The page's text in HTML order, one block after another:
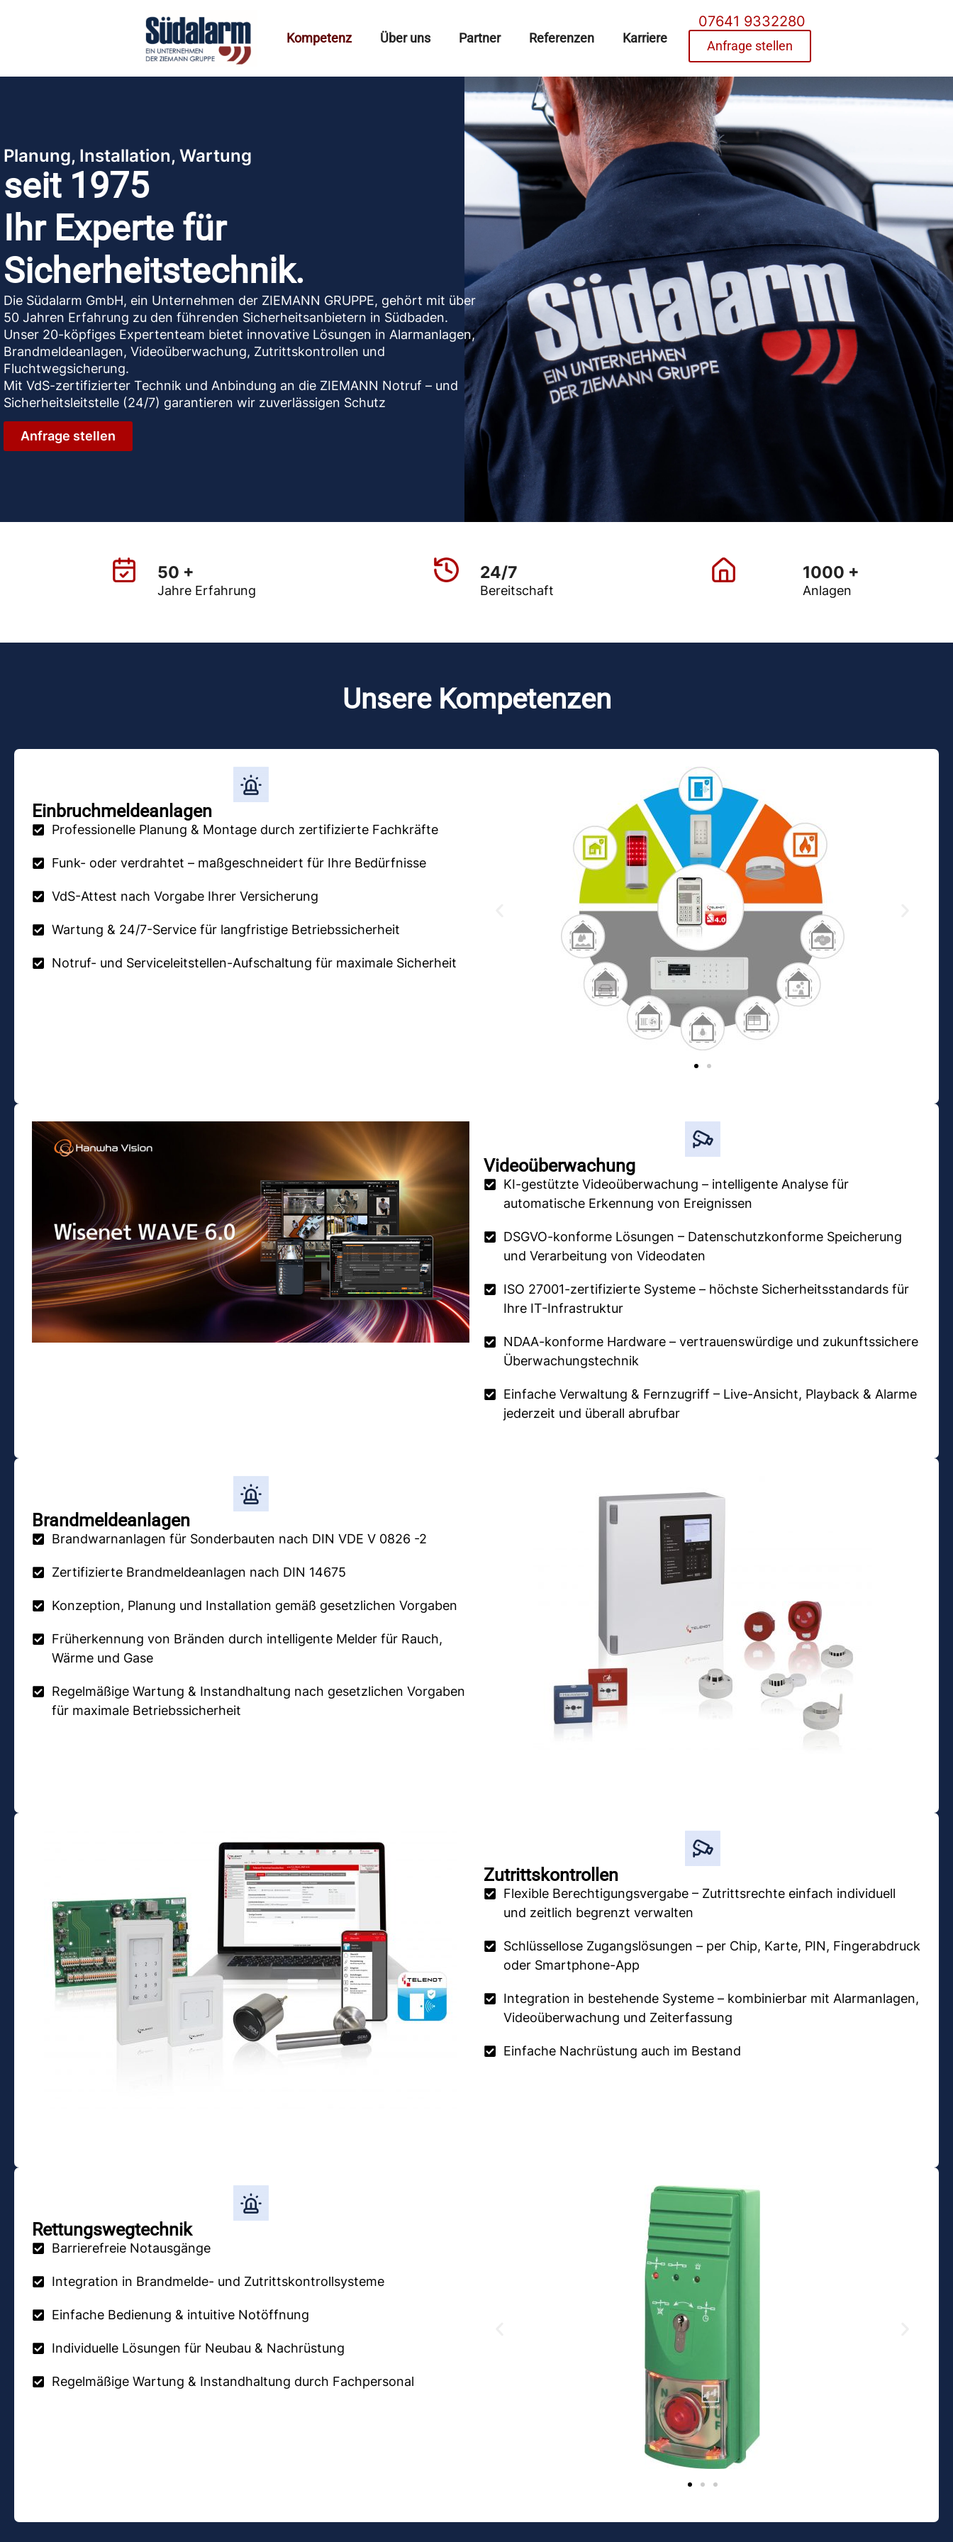
Kompetenz Über uns Partner Referenzen Karriere
07641 9332280
Anfrage stellen
Planung, Installation, Wartung
seit 1975
Ihr Experte für
Sicherheitstechnik.
Die Südalarm GmbH, ein Unternehmen der ZIEMANN GRUPPE, gehört mit über
50 Jahren Erfahrung zu den führenden Sicherheitsanbietern in Südbaden.
Unser 20-köpfiges Expertenteam bietet innovative Lösungen in Alarmanlagen,
Brandmeldeanlagen, Videoüberwachung, Zutrittskontrollen und
Fluchtwegsicherung.
Mit VdS-zertifizierter Technik und Anbindung an die ZIEMANN Notruf – und
Sicherheitsleitstelle (24/7) garantieren wir zuverlässigen Schutz
Anfrage stellen
50 +
Jahre Erfahrung
24/7
Bereitschaft
1000 +
Anlagen
Unsere Kompetenzen
Einbruchmeldeanlagen
Professionelle Planung & Montage durch zertifizierte Fachkräfte
Funk- oder verdrahtet – maßgeschneidert für Ihre Bedürfnisse
VdS-Attest nach Vorgabe Ihrer Versicherung
Wartung & 24/7-Service für langfristige Betriebssicherheit
Notruf- und Serviceleitstellen-Aufschaltung für maximale Sicherheit
Videoüberwachung
KI-gestützte Videoüberwachung – intelligente Analyse für
automatische Erkennung von Ereignissen
DSGVO-konforme Lösungen – Datenschutzkonforme Speicherung
und Verarbeitung von Videodaten
ISO 27001-zertifizierte Systeme – höchste Sicherheitsstandards für
Ihre IT-Infrastruktur
NDAA-konforme Hardware – vertrauenswürdige und zukunftssichere
Überwachungstechnik
Einfache Verwaltung & Fernzugriff – Live-Ansicht, Playback & Alarme
jederzeit und überall abrufbar
Brandmeldeanlagen
Brandwarnanlagen für Sonderbauten nach DIN VDE V 0826 -2
Zertifizierte Brandmeldeanlagen nach DIN 14675
Konzeption, Planung und Installation gemäß gesetzlichen Vorgaben
Früherkennung von Bränden durch intelligente Melder für Rauch,
Wärme und Gase
Regelmäßige Wartung & Instandhaltung nach gesetzlichen Vorgaben
für maximale Betriebssicherheit
Zutrittskontrollen
Flexible Berechtigungsvergabe – Zutrittsrechte einfach individuell
und zeitlich begrenzt verwalten
Schlüssellose Zugangslösungen – per Chip, Karte, PIN, Fingerabdruck
oder Smartphone-App
Integration in bestehende Systeme – kombinierbar mit Alarmanlagen,
Videoüberwachung und Zeiterfassung
Einfache Nachrüstung auch im Bestand
Rettungswegtechnik
Barrierefreie Notausgänge
Integration in Brandmelde- und Zutrittskontrollsysteme
Einfache Bedienung & intuitive Notöffnung
Individuelle Lösungen für Neubau & Nachrüstung
Regelmäßige Wartung & Instandhaltung durch Fachpersonal